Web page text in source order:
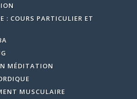
: COURS PARTICULIER ET
MÉDITATION
MUSCULAIRE